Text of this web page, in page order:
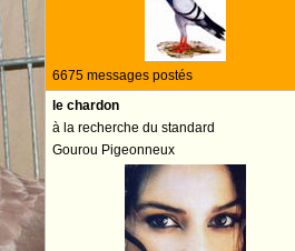
6675 messages postés
le chardon
à la recherche du standard
Gourou Pigeonneux